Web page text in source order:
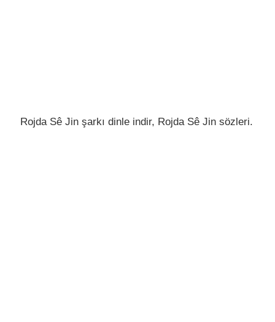
Rojda Sê Jin şarkı dinle indir, Rojda Sê Jin sözleri.